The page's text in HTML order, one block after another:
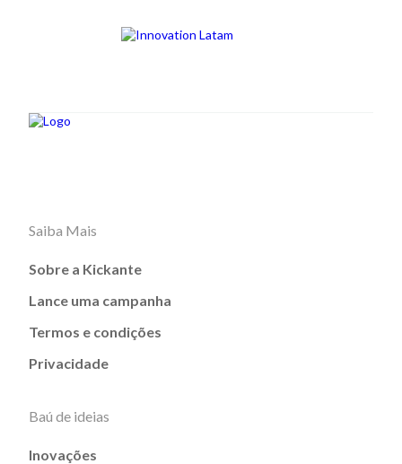
Saiba Mais
Sobre a Kickante
Lance uma campanha
Termos e condições
Privacidade
Baú de ideias
Inovações